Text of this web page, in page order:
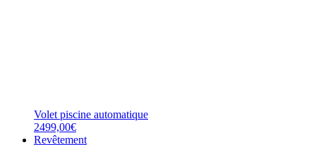
Volet piscine automatique
2499,00€
Revêtement